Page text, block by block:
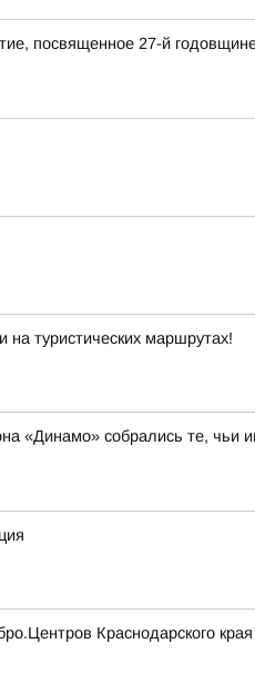
посвященное 27-й
на туристических маршрутах!
«Динамо» собрались те,
Краснодарского края